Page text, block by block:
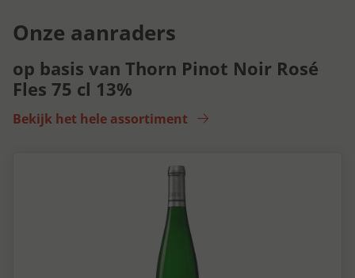
Onze aanraders
op basis van Thorn Pinot Noir Rosé
Fles 75 cl 13%
Bekijk het hele assortiment